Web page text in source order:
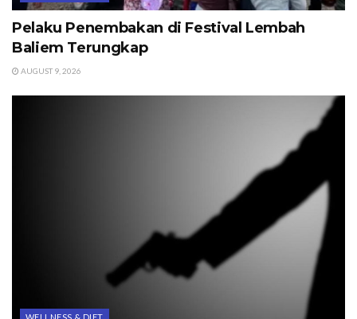
Pelaku Penembakan di Festival Lembah
Baliem Terungkap
AUGUST 9, 2026
WELLNESS & DIET